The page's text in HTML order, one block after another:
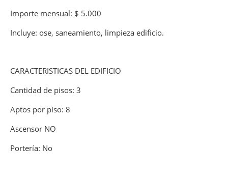
Importe mensual: $ 5.000
Incluye: ose, saneamiento, limpieza edificio.
CARACTERISTICAS DEL EDIFICIO
Cantidad de pisos: 3
Aptos por piso: 8
Ascensor NO
Portería: No